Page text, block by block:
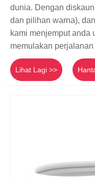
dunia. Dengan
dan pilihan warna),
kami menjemput anda
memulakan
Lihat Lagi >>